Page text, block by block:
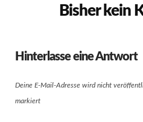
Bisher kein
Hinterlasse eine Antwort
Deine E-Mail-Adresse wird nicht
markiert